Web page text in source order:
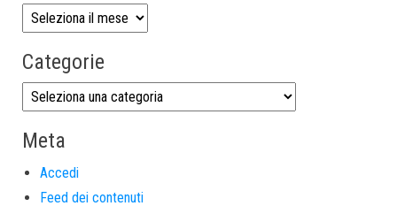
Categorie
Meta
Accedi
Feed dei contenuti